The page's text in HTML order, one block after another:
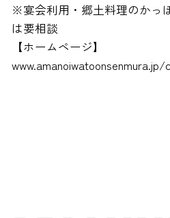
※宴会利用・郷土料理のかっ
は要相談
【ホームページ】